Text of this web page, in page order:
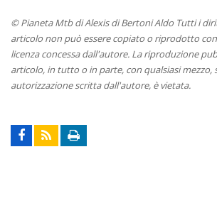
© Pianeta Mtb di Alexis di Bertoni Aldo Tutti i
articolo non può essere copiato o riprodotto
licenza concessa dall'autore. La riproduzione
articolo, in tutto o in parte, con qualsiasi mezzo,
autorizzazione scritta dall'autore, è vietata.